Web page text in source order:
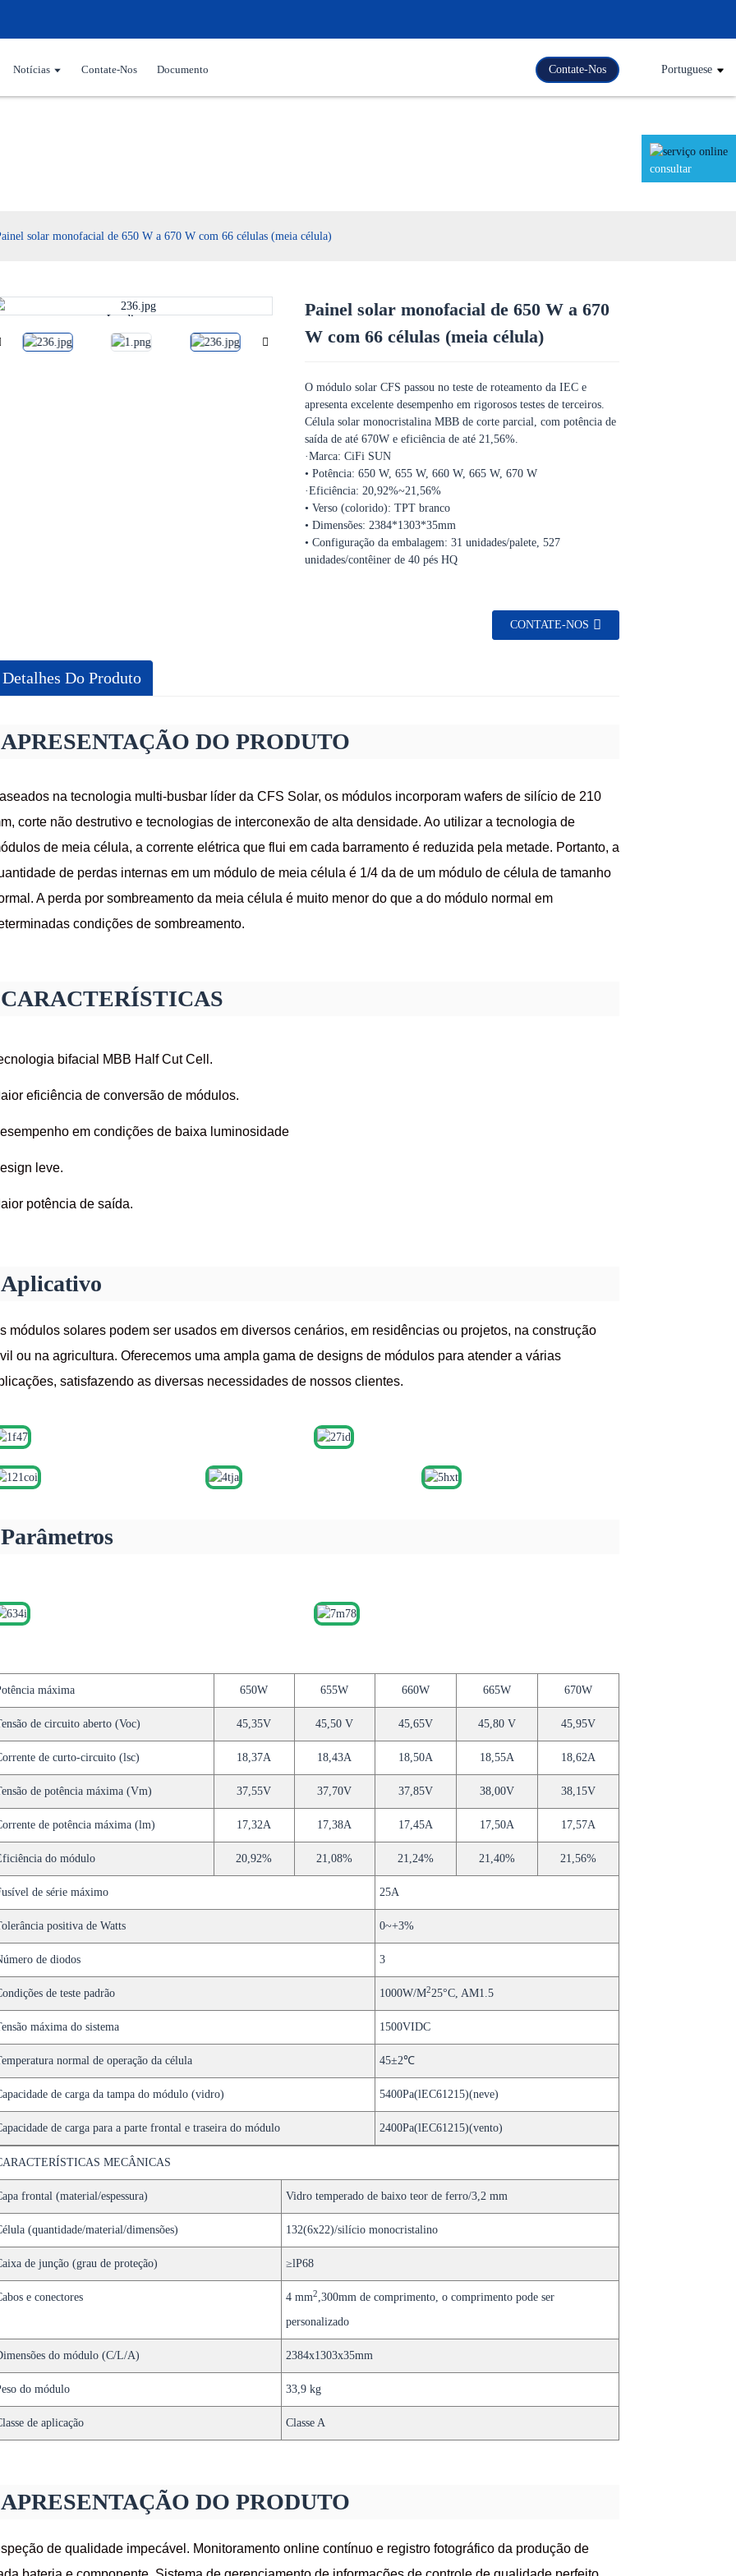
Notícias Contate-Nos Documento Contate-Nos Portuguese
consultar
solar monofacial de 650 W a 670 W com 66 células (meia célula)
Loading...
Loading... Loading...
Loading...
Painel solar monofacial de 650 W a 670
W com 66 células (meia célula)
O módulo solar CFS passou no teste de roteamento da IEC e
apresenta excelente desempenho em rigorosos testes de terceiros.
Célula solar monocristalina MBB de corte parcial, com potência de
saída de até 670W e eficiência de até 21,56%.
·Marca: CiFi SUN
• Potência: 650 W, 655 W, 660 W, 665 W, 670 W
·Eficiência: 20,92%~21,56%
• Verso (colorido): TPT branco
• Dimensões: 2384*1303*35mm
• Configuração da embalagem: 31 unidades/palete, 527
unidades/contêiner de 40 pés HQ
CONTATE-NOS
Detalhes Do Produto
APRESENTAÇÃO DO PRODUTO
na tecnologia multi-busbar líder da CFS Solar, os módulos incorporam wafers de silício de 210
corte não destrutivo e tecnologias de interconexão de alta densidade. Ao utilizar a tecnologia de
de meia célula, a corrente elétrica que flui em cada barramento é reduzida pela metade. Portanto, a
de perdas internas em um módulo de meia célula é 1/4 da de um módulo de célula de tamanho
A perda por sombreamento da meia célula é muito menor do que a do módulo normal em
condições de sombreamento.
CARACTERÍSTICAS
bifacial MBB Half Cut Cell.
eficiência de conversão de módulos.
em condições de baixa luminosidade
leve.
potência de saída.
Aplicativo
módulos solares podem ser usados ​​em diversos cenários, em residências ou projetos, na construção
ou na agricultura. Oferecemos uma ampla gama de designs de módulos para atender a várias
satisfazendo as diversas necessidades de nossos clientes.
Parâmetros
máxima 650W 655W 660W 665W 670W
de circuito aberto (Voc) 45,35V 45,50 V 45,65V 45,80 V 45,95V
de curto-circuito (lsc) 18,37A 18,43A 18,50A 18,55A 18,62A
de potência máxima (Vm) 37,55V 37,70V 37,85V 38,00V 38,15V
de potência máxima (lm) 17,32A 17,38A 17,45A 17,50A 17,57A
do módulo 20,92% 21,08% 21,24% 21,40% 21,56%
de série máximo 25A
positiva de Watts 0~+3%
de diodos 3
de teste padrão 1000W/M225°C, AM1.5
máxima do sistema 1500VIDC
normal de operação da célula 45±2℃
de carga da tampa do módulo (vidro) 5400Pa(lEC61215)(neve)
de carga para a parte frontal e traseira do módulo 2400Pa(lEC61215)(vento)
MECÂNICAS
frontal (material/espessura) Vidro temperado de baixo teor de ferro/3,2 mm
(quantidade/material/dimensões) 132(6x22)/silício monocristalino
de junção (grau de proteção) ≥lP68
e conectores 4 mm2,300mm de comprimento, o comprimento pode ser
personalizado
do módulo (C/L/A) 2384x1303x35mm
do módulo 33,9 kg
de aplicação Classe A
APRESENTAÇÃO DO PRODUTO
de qualidade impecável. Monitoramento online contínuo e registro fotográfico da produção de